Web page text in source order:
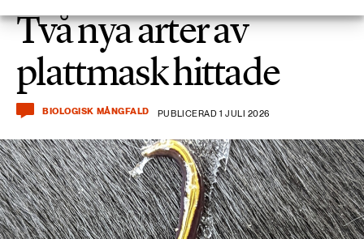
Två nya arter av
plattmask hittade
BIOLOGISK MÅNGFALD PUBLICERAD 1 JULI 2026